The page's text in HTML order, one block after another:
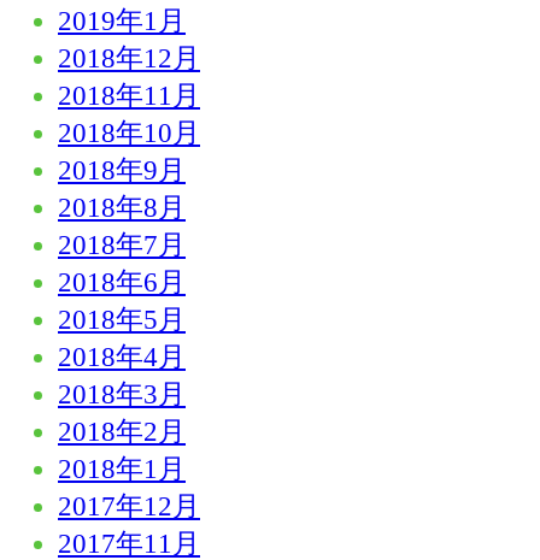
2019年1月
2018年12月
2018年11月
2018年10月
2018年9月
2018年8月
2018年7月
2018年6月
2018年5月
2018年4月
2018年3月
2018年2月
2018年1月
2017年12月
2017年11月